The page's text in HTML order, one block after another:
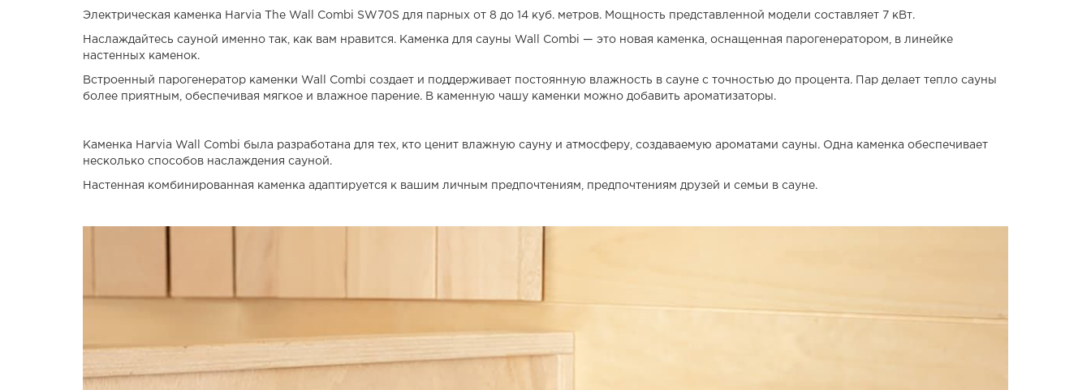
Электрическая каменка Harvia The Wall Combi SW70S для парных от 8 до 14 куб. метров. Мощность представленной модели составляет 7 кВт.
Наслаждайтесь сауной именно так, как вам нравится. Каменка для сауны Wall Combi — это новая каменка, оснащенная парогенератором, в линейке
настенных каменок.
Встроенный парогенератор каменки Wall Combi создает и поддерживает постоянную влажность в сауне с точностью до процента. Пар делает тепло сауны
более приятным, обеспечивая мягкое и влажное парение. В каменную чашу каменки можно добавить ароматизаторы.
Каменка Harvia Wall Combi была разработана для тех, кто ценит влажную сауну и атмосферу, создаваемую ароматами сауны. Одна каменка обеспечивает
несколько способов наслаждения сауной.
Настенная комбинированная каменка адаптируется к вашим личным предпочтениям, предпочтениям друзей и семьи в сауне.